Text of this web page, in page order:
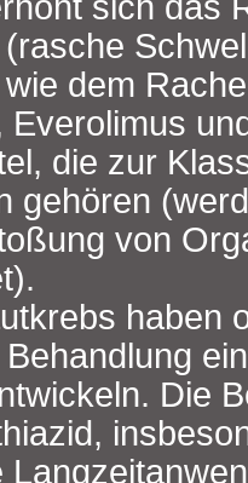
dem
Everolimus
die zur
gehören
von
haben
Die